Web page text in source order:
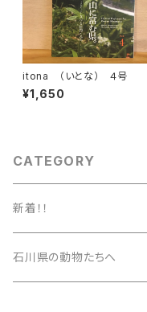
itona （いとな） ４号
¥1,650
CATEGORY
新着！！
石川県の動物たちへ